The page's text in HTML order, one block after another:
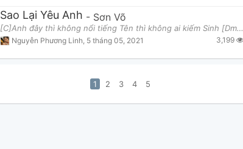
Sao Lại Yêu Anh - Sơn Võ
[C]Anh đây thì không nổi tiếng Tên thì không ai kiếm Sinh [Dm]ra để người ta sai khiến Tiền công
Nguyễn Phương Linh, 5 tháng 05, 2021 3,199
1 2 3 4 5